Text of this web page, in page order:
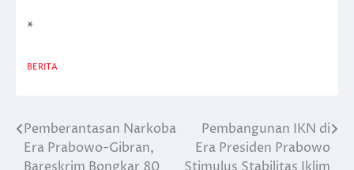
*
BERITA
Post
navigation
Pemberantasan Narkoba
Era Prabowo-Gibran,
Pembangunan IKN di
Era Presiden Prabowo